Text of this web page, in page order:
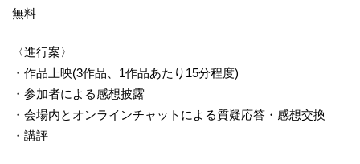
無料
〈進行案〉
・作品上映(3作品、1作品あたり15分程度)
・参加者による感想披露
・会場内とオンラインチャットによる質疑応答・感想交換
・講評